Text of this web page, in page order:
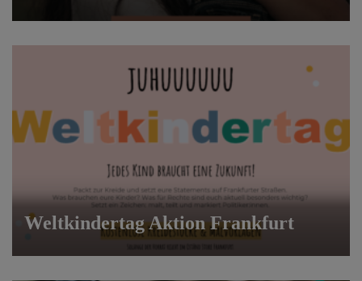
Weltkindertag Aktion Frankfurt